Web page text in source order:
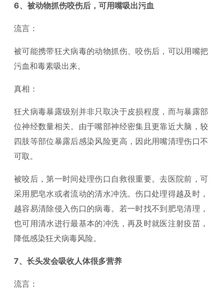
6、被动物抓伤咬伤后，可用嘴吸出污血
流言：
被可能携带狂犬病毒的动物抓伤、咬伤后，可以用嘴把
污血和毒素吸出来。
真相：
狂犬病毒暴露级别并非只取决于皮损程度，而与暴露部
位神经数量相关。由于嘴部神经密集且更靠近大脑，较
四肢等部位暴露后感染风险更高，因此用嘴清理伤口不
可取。
被咬后，第一时间处理伤口自救很重要。去医院前，可
采用肥皂水或者流动的清水冲洗。伤口处理得越及时，
越容易清除侵入伤口的病毒。若一时找不到肥皂清理，
也可用清水进行最基本的冲洗，再及时就医注射疫苗，
降低感染狂犬病毒风险。
7、长头发会吸收人体很多营养
流言：